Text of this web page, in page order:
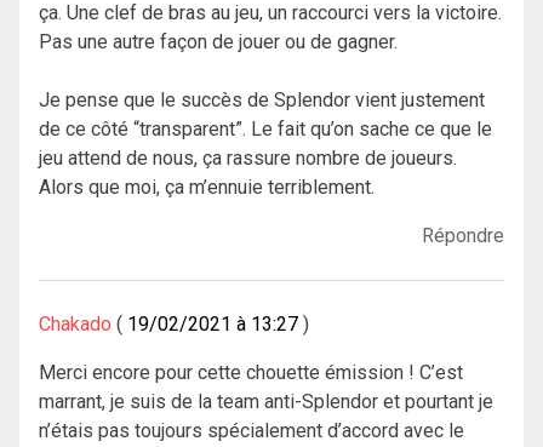
ça. Une clef de bras au jeu, un raccourci vers la victoire.
Pas une autre façon de jouer ou de gagner.
Je pense que le succès de Splendor vient justement
de ce côté “transparent”. Le fait qu’on sache ce que le
jeu attend de nous, ça rassure nombre de joueurs.
Alors que moi, ça m’ennuie terriblement.
Répondre
Chakado 19/02/2021 à 13:27
Merci encore pour cette chouette émission ! C’est
marrant, je suis de la team anti-Splendor et pourtant je
n’étais pas toujours spécialement d’accord avec le